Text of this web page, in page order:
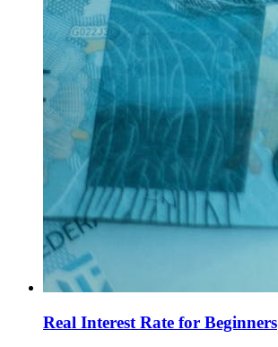
Real Interest Rate for Beginners